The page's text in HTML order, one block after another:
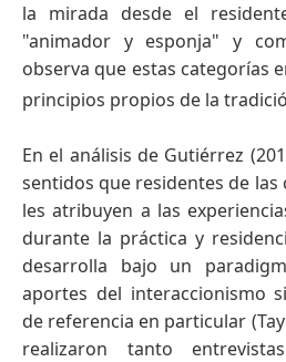
la mirada desde el
"animador y esponja" y
observa que estas categorías
principios propios de la
En el análisis de Gutiérrez
sentidos que residentes de
les atribuyen a las
durante la práctica y
desarrolla bajo un
aportes del interaccionismo
de referencia en particular
realizaron tanto